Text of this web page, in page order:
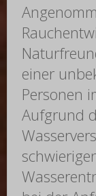
einer
Personen
Aufgrund